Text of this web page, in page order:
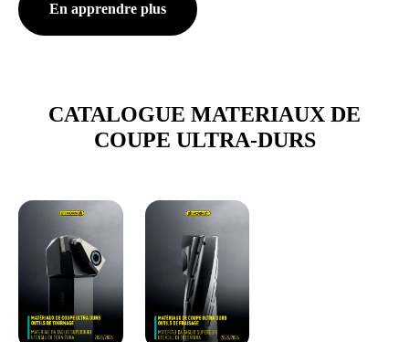
En apprendre plus
CATALOGUE MATERIAUX DE
COUPE ULTRA-DURS